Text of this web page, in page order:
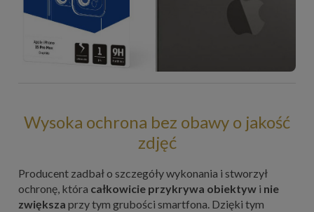
Wysoka ochrona bez obawy o jakość
zdjęć
Producent zadbał o szczegóły wykonania i stworzył
ochronę, która całkowicie przykrywa obiektyw i nie
zwiększa przy tym grubości smartfona. Dzięki tym